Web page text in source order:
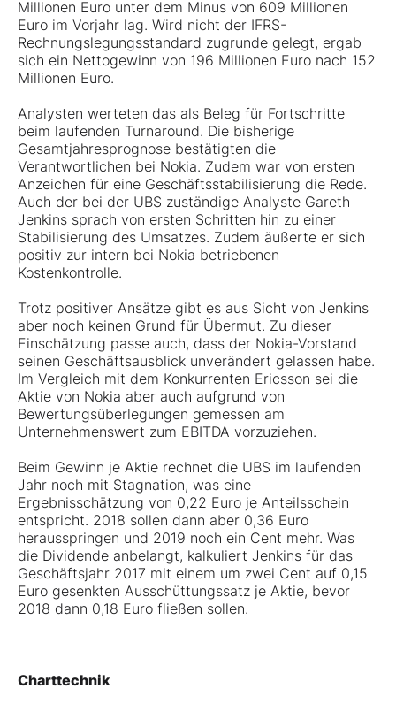
Millionen Euro unter dem Minus von 609 Millionen
Euro im Vorjahr lag. Wird nicht der IFRS-
Rechnungslegungsstandard zugrunde gelegt, ergab
sich ein Nettogewinn von 196 Millionen Euro nach 152
Millionen Euro.
Analysten werteten das als Beleg für Fortschritte
beim laufenden Turnaround. Die bisherige
Gesamtjahresprognose bestätigten die
Verantwortlichen bei Nokia. Zudem war von ersten
Anzeichen für eine Geschäftsstabilisierung die Rede.
Auch der bei der UBS zuständige Analyste Gareth
Jenkins sprach von ersten Schritten hin zu einer
Stabilisierung des Umsatzes. Zudem äußerte er sich
positiv zur intern bei Nokia betriebenen
Kostenkontrolle.
Trotz positiver Ansätze gibt es aus Sicht von Jenkins
aber noch keinen Grund für Übermut. Zu dieser
Einschätzung passe auch, dass der Nokia-Vorstand
seinen Geschäftsausblick unverändert gelassen habe.
Im Vergleich mit dem Konkurrenten Ericsson sei die
Aktie von Nokia aber auch aufgrund von
Bewertungsüberlegungen gemessen am
Unternehmenswert zum EBITDA vorzuziehen.
Beim Gewinn je Aktie rechnet die UBS im laufenden
Jahr noch mit Stagnation, was eine
Ergebnisschätzung von 0,22 Euro je Anteilsschein
entspricht. 2018 sollen dann aber 0,36 Euro
herausspringen und 2019 noch ein Cent mehr. Was
die Dividende anbelangt, kalkuliert Jenkins für das
Geschäftsjahr 2017 mit einem um zwei Cent auf 0,15
Euro gesenkten Ausschüttungssatz je Aktie, bevor
2018 dann 0,18 Euro fließen sollen.
Charttechnik